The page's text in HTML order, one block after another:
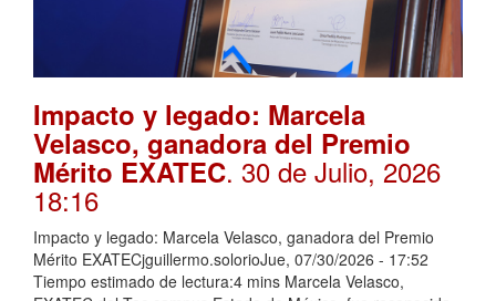
Impacto y legado: Marcela
Velasco, ganadora del Premio
Mérito EXATEC. 30 de Julio, 2026
18:16
Impacto y legado: Marcela Velasco, ganadora del Premio
Mérito EXATECjguillermo.solorioJue, 07/30/2026 - 17:52
Tiempo estimado de lectura:4 mins Marcela Velasco,